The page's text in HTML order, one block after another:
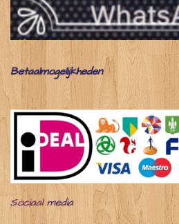
Betaalmogelijkheden
Sociaalmedia